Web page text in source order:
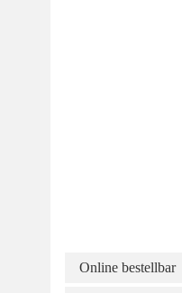
Online bestellbar